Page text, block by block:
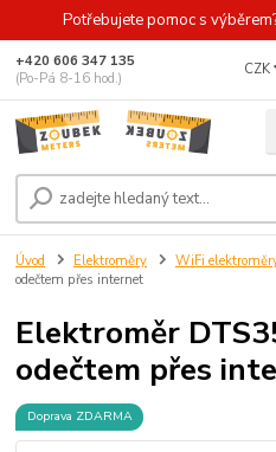
Potřebujete pomoc s
CZK
+420 606 347 135
(Po-Pá 8-16 hod.)
Úvod Elektroměry WiFi
odečtem přes internet
Elektroměr
odečtem přes
Doprava ZDARMA